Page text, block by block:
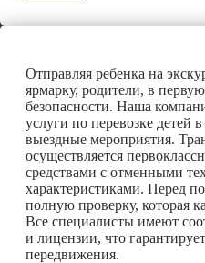
Отправляя ребенка на
ярмарку, родители, в
безопасности. Наша
услуги по перевозке детей
выездные мероприятия.
осуществляется
средствами с отменными
характеристиками. Перед
полную проверку, которая
Все специалисты имеют
и лицензии, что
передвижения.